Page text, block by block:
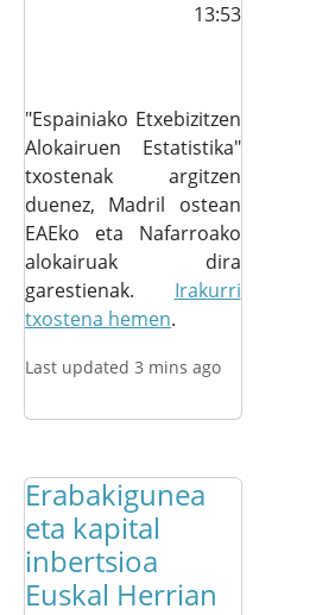
13:53
"Espainiako Etxebizitzen
Alokairuen Estatistika"
txostenak argitzen
duenez, Madril ostean
EAEko eta Nafarroako
alokairuak dira
garestienak. Irakurri
txostena hemen.
Last updated 3 mins ago
Erabakigunea
eta kapital
inbertsioa
Euskal Herrian